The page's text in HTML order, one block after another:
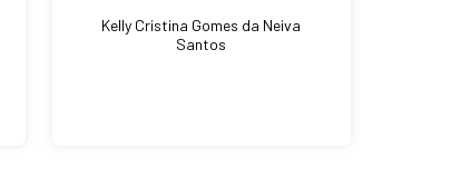
Kelly Cristina Gomes da Neiva
Santos